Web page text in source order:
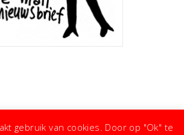
gebruik van cookies. Door op "Ok" te